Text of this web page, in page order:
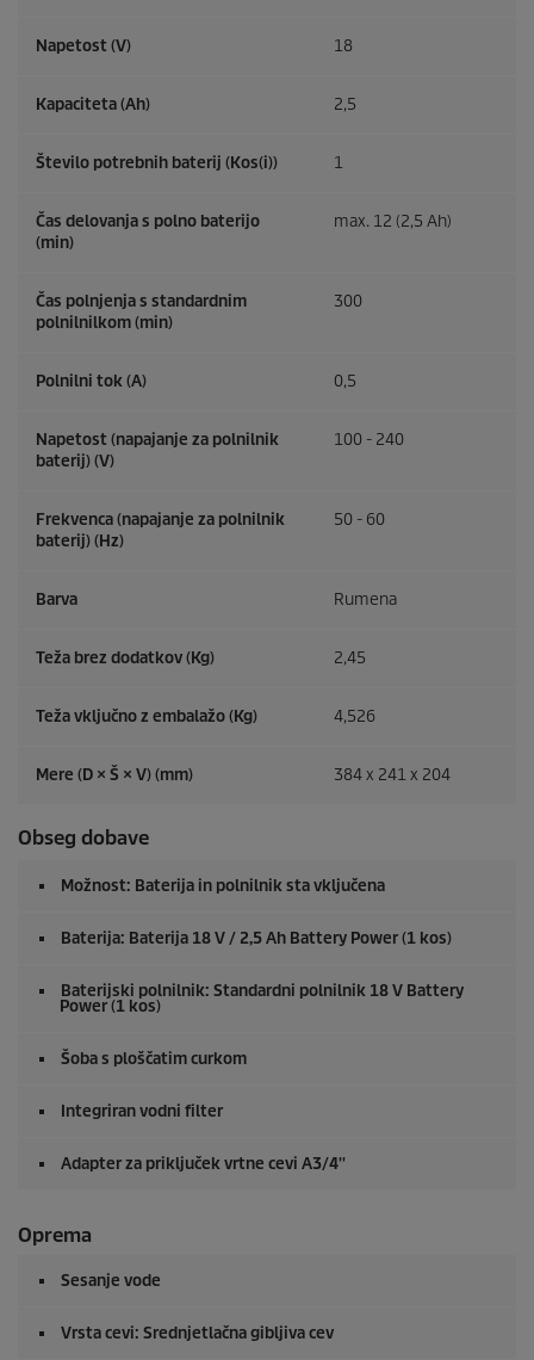
Napetost (V) 18
Kapaciteta (Ah) 2,5
Število potrebnih baterij (Kos(i)) 1
Čas delovanja s polno baterijo
(min)
max. 12 (2,5 Ah)
Čas polnjenja s standardnim
polnilnilkom (min)
300
Polnilni tok (A) 0,5
Napetost (napajanje za polnilnik
baterij) (V)
100 - 240
Frekvenca (napajanje za polnilnik
baterij) (Hz)
50 - 60
Barva Rumena
Teža brez dodatkov (Kg) 2,45
Teža vključno z embalažo (Kg) 4,526
Mere (D × Š × V) (mm) 384 x 241 x 204
Obseg dobave
Možnost: Baterija in polnilnik sta vključena
Baterija: Baterija 18 V / 2,5 Ah Battery Power (1 kos)
Baterijski polnilnik: Standardni polnilnik 18 V Battery
Power (1 kos)
Šoba s ploščatim curkom
Integriran vodni filter
Adapter za priključek vrtne cevi A3/4''
Oprema
Sesanje vode
Vrsta cevi: Srednjetlačna gibljiva cev